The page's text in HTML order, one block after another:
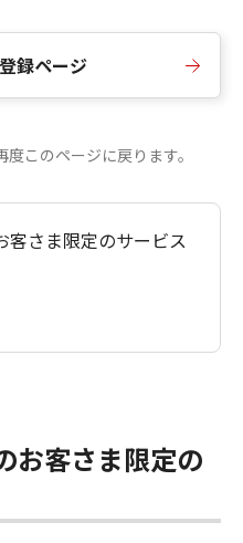
録ページ
このページに戻ります。
客さま限定のサービス
お客さま限定の